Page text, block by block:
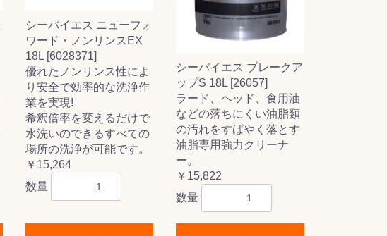
シーバイエス ニューフォ
ワード・ノンリンスEX
18L [6028371]
優れたノンリンス性によ
り安全で効率的な洗浄作
業を実現!
希釈倍率を変えるだけで
水洗いのできるすべての
場所の洗浄が可能です。
￥15,264
数量
シーバイエス ブレークア
ップS 18L [26057]
ラード、ヘッド、食用油
などの落ちにくい油脂類
の汚れをすばやく落とす
油脂専用強力クリーナ
ー。
￥15,822
数量